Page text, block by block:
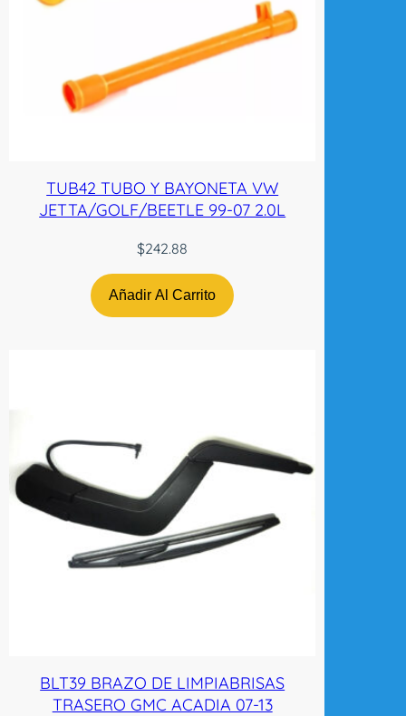
TUB42 TUBO Y BAYONETA VW
JETTA/GOLF/BEETLE 99-07 2.0L
$242.88
Añadir Al Carrito
BLT39 BRAZO DE LIMPIABRISAS
TRASERO GMC ACADIA 07-13